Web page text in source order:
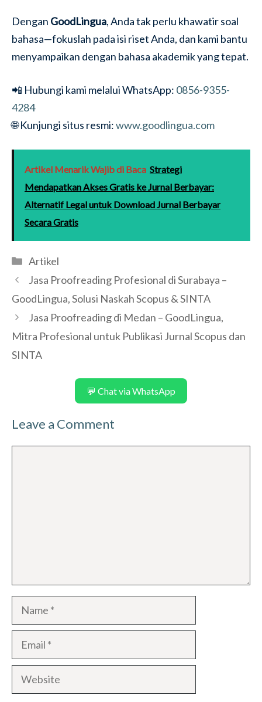
Dengan GoodLingua, Anda tak perlu khawatir soal
bahasa—fokuslah pada isi riset Anda, dan kami bantu
menyampaikan dengan bahasa akademik yang tepat.
📲 Hubungi kami melalui WhatsApp: 0856-9355-
4284
🌐 Kunjungi situs resmi:www.goodlingua.com
Artikel Menarik Wajib di Baca Strategi
Mendapatkan Akses Gratis ke Jurnal Berbayar:
Alternatif Legal untuk Download Jurnal Berbayar
Secara Gratis
Categories
Artikel
Jasa Proofreading Profesional di Surabaya –
GoodLingua, Solusi Naskah Scopus & SINTA
Jasa Proofreading di Medan – GoodLingua,
Mitra Profesional untuk Publikasi Jurnal Scopus dan
SINTA
💬 Chat via WhatsApp
Leave a Comment
Name
Email
Website